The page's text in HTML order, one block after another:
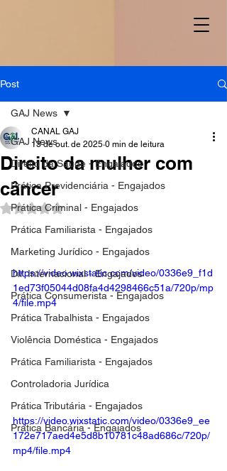
Post
GAJ News
Direito da Saúde - Engajados
Prática Previdenciária - Engajados
Prática Criminal - Engajados
Prática Familiarista - Engajados
Marketing Jurídico - Engajados
Dir. Internacional - Engajados
Prática Consumerista - Engajados
Prática Trabalhista - Engajados
Violência Doméstica - Engajados
Prática Familiarista - Engajados
Controladoria Jurídica
Prática Tributária - Engajados
Prática Bancária - Engajados
GAJ News
Direito da mulher com
câncer
CANAL GAJ
13 de out. de 2025 0 min de leitura
Avaliado com NaN de 5 estrelas.
https://video.wixstatic.com/video/0336e9_f1d
1ed73f05044d08fa4d4298466c51a/720p/mp
4/file.mp4
https://video.wixstatic.com/video/0336e9_ee
172e717aed4e5d8b10781c48ad686c/720p/
mp4/file.mp4